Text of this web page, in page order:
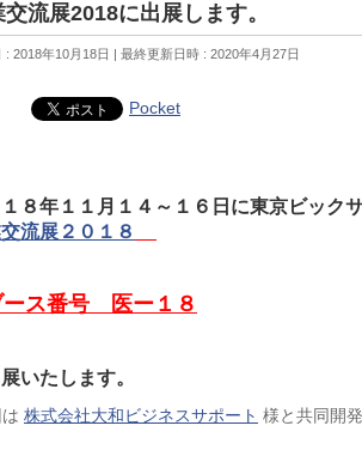
交流展2018に出展します。
: 2018年10月18日 最終更新日時 : 2020年4月27日
Pocket
１８年１１月１４～１６日に東京ビック
流展２０１８
ース番号 医ー１８
いたします。
株式会社大和ビジネスサポート 様と共同開